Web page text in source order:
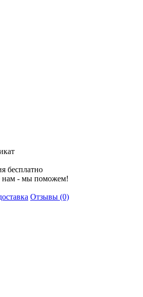
бесплатно
нам - мы поможем!
Отзывы (0)